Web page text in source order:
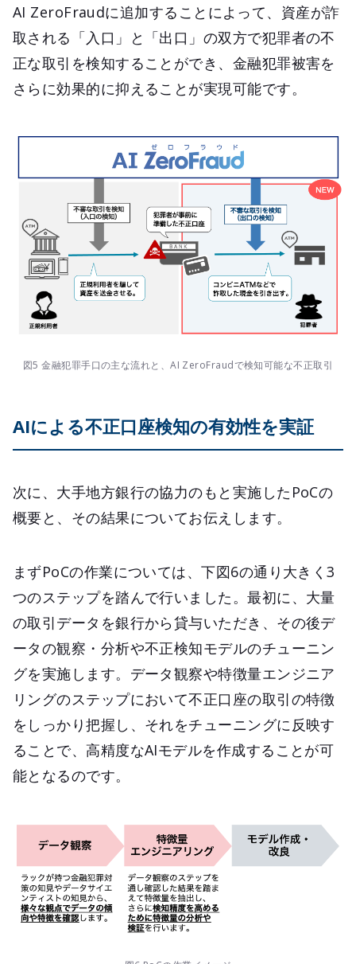
AI ZeroFraudに追加することによって、資産が詐
取される「入口」と「出口」の双方で犯罪者の不
正な取引を検知することができ、金融犯罪被害を
さらに効果的に抑えることが実現可能です。
図5 金融犯罪手口の主な流れと、AI ZeroFraudで検知可能な不正取引
AIによる不正口座検知の有効性を実証
次に、大手地方銀行の協力のもと実施したPoCの
概要と、その結果についてお伝えします。
まずPoCの作業については、下図6の通り大きく3
つのステップを踏んで行いました。最初に、大量
の取引データを銀行から貸与いただき、その後デ
ータの観察・分析や不正検知モデルのチューニン
グを実施します。データ観察や特徴量エンジニア
リングのステップにおいて不正口座の取引の特徴
をしっかり把握し、それをチューニングに反映す
ることで、高精度なAIモデルを作成することが可
能となるのです。